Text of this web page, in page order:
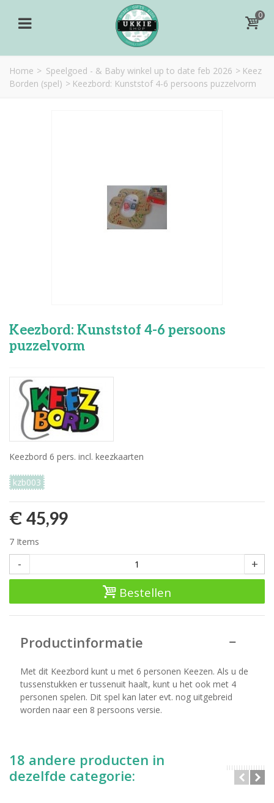
0
Home > Speelgoed - & Baby winkel up to date feb 2026 > Keez
Borden (spel) > Keezbord: Kunststof 4-6 persoons puzzelvorm
Keezbord: Kunststof 4-6 persoons
puzzelvorm
Keezbord 6 pers. incl. keezkaarten
kzb003
€ 45,99
7 Items
- +
Bestellen
Productinformatie
Met dit Keezbord kunt u met 6 personen Keezen. Als u de
tussenstukken er tussenuit haalt, kunt u het ook met 4
personen spelen. Dit spel kan later evt. nog uitgebreid
worden naar een 8 persoons versie.
18 andere producten in
dezelfde categorie: